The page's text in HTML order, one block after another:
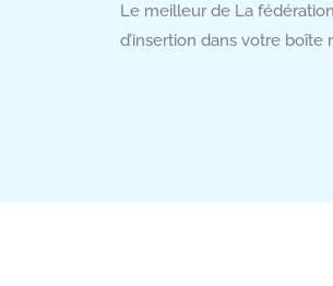
Le meilleur de La
d’insertion dans votre boîte